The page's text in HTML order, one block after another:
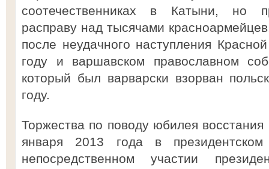
соотечественниках в Катыни, но
расправу над тысячами
после неудачного наступления
году и варшавском православном
который был варварски взорван
году.
Торжества по поводу юбилея
января 2013 года в
непосредственном участии